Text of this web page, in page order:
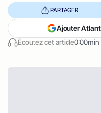
Écoutez cet article0:00min
PARTAGER
Ajouter